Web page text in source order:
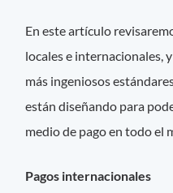
En este artículo
locales e internacionales,
más ingeniosos
están diseñando para
medio de pago en todo el
Pagos internacionales